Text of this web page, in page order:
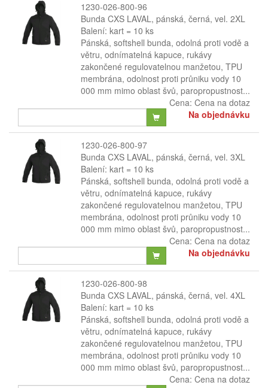
1230-026-800-96
Bunda CXS LAVAL, pánská, černá, vel. 2XL
Balení: kart = 10 ks
Pánská, softshell bunda, odolná proti vodě a
větru, odnímatelná kapuce, rukávy
zakončené regulovatelnou manžetou, TPU
membrána, odolnost proti průniku vody 10
000 mm mimo oblast švů, paropropustnost...
Cena: Cena na dotaz
Na objednávku
1230-026-800-97
Bunda CXS LAVAL, pánská, černá, vel. 3XL
Balení: kart = 10 ks
Pánská, softshell bunda, odolná proti vodě a
větru, odnímatelná kapuce, rukávy
zakončené regulovatelnou manžetou, TPU
membrána, odolnost proti průniku vody 10
000 mm mimo oblast švů, paropropustnost...
Cena: Cena na dotaz
Na objednávku
1230-026-800-98
Bunda CXS LAVAL, pánská, černá, vel. 4XL
Balení: kart = 10 ks
Pánská, softshell bunda, odolná proti vodě a
větru, odnímatelná kapuce, rukávy
zakončené regulovatelnou manžetou, TPU
membrána, odolnost proti průniku vody 10
000 mm mimo oblast švů, paropropustnost...
Cena: Cena na dotaz